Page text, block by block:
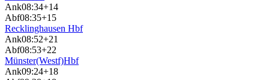
Ank08:34+14
Abf08:35+15
Recklinghausen Hbf
Ank08:52+21
Abf08:53+22
Münster(Westf)Hbf
Ank09:24+18